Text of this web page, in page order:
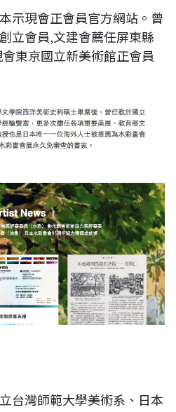
示現會正會員官方網站。曾
立會員,文建會薦任屏東縣
東京國立新美術館正會員
台灣師範大學美術系、日本